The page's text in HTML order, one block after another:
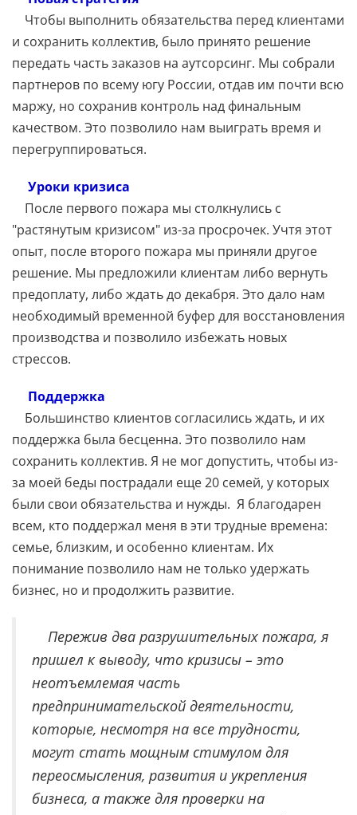
Чтобы выполнить обязательства перед клиентами
и сохранить коллектив, было принято решение
передать часть заказов на аутсорсинг. Мы собрали
партнеров по всему югу России, отдав им почти всю
маржу, но сохранив контроль над финальным
качеством. Это позволило нам выиграть время и
перегруппироваться.
Уроки кризиса
После первого пожара мы столкнулись с
"растянутым кризисом" из-за просрочек. Учтя этот
опыт, после второго пожара мы приняли другое
решение. Мы предложили клиентам либо вернуть
предоплату, либо ждать до декабря. Это дало нам
необходимый временной буфер для восстановления
производства и позволило избежать новых
стрессов.
Поддержка
Большинство клиентов согласились ждать, и их
поддержка была бесценна. Это позволило нам
сохранить коллектив. Я не мог допустить, чтобы из-
за моей беды пострадали еще 20 семей, у которых
были свои обязательства и нужды. Я благодарен
всем, кто поддержал меня в эти трудные времена:
семье, близким, и особенно клиентам. Их
понимание позволило нам не только удержать
бизнес, но и продолжить развитие.
Пережив два разрушительных пожара, я
пришел к выводу, что кризисы – это
неотъемлемая часть
предпринимательской деятельности,
которые, несмотря на все трудности,
могут стать мощным стимулом для
переосмысления, развития и укрепления
бизнеса, а также для проверки на